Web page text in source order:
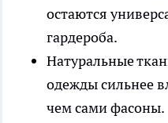
остаются
гардероба.
Натуральные
одежды сильнее
чем сами фасоны.